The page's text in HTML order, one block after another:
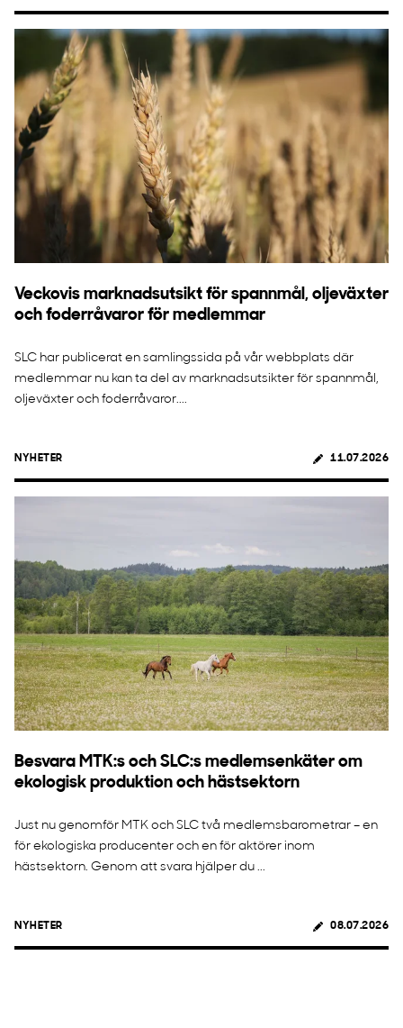
Veckovis marknadsutsikt för spannmål, oljeväxter
och foderråvaror för medlemmar
SLC har publicerat en samlingssida på vår webbplats där
medlemmar nu kan ta del av marknadsutsikter för spannmål,
oljeväxter och foderråvaror....
NYHETER 11.07.2026
Besvara MTK:s och SLC:s medlemsenkäter om
ekologisk produktion och hästsektorn
Just nu genomför MTK och SLC två medlemsbarometrar – en
för ekologiska producenter och en för aktörer inom
hästsektorn. Genom att svara hjälper du ...
NYHETER 08.07.2026